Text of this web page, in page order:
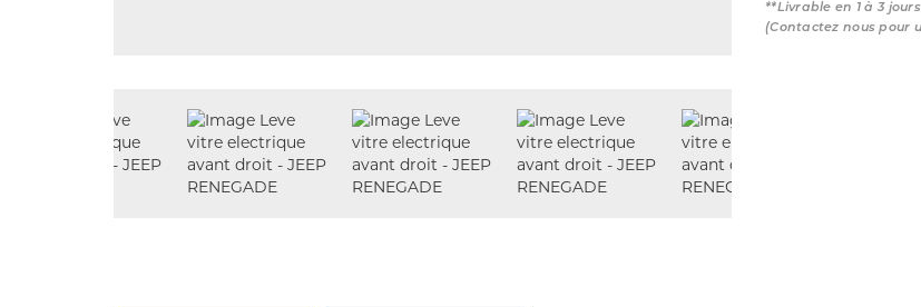
**Livrable en 1 à 3
(Contactez nous pour